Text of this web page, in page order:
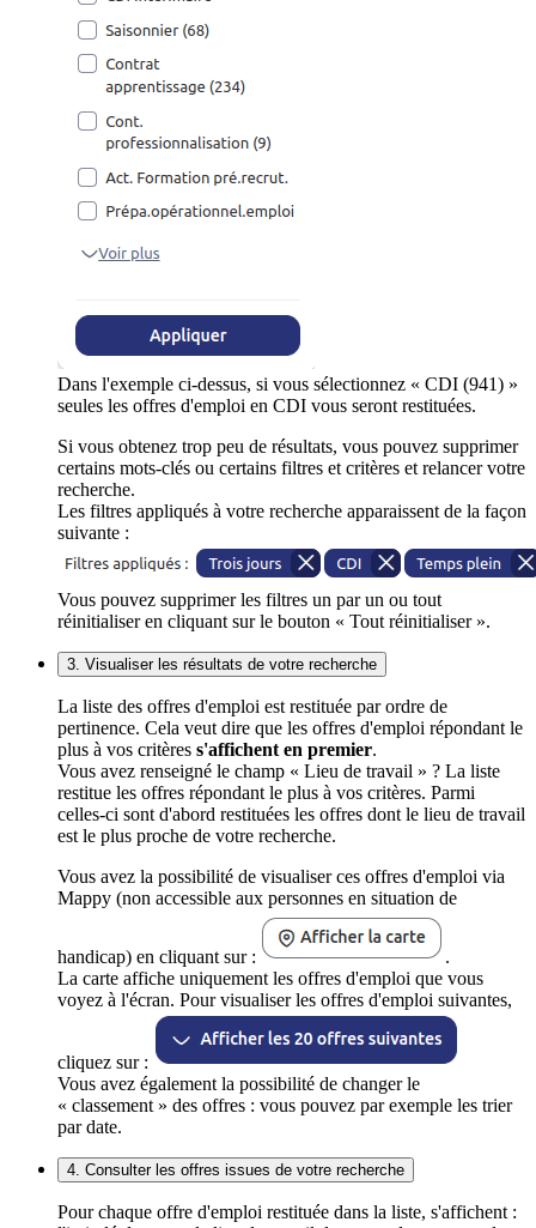
Dans l'exemple ci-dessus, si vous sélectionnez « CDI (941) »
seules les offres d'emploi en CDI vous seront restituées.
Si vous obtenez trop peu de résultats, vous pouvez supprimer
certains mots-clés ou certains filtres et critères et relancer votre
recherche.
Les filtres appliqués à votre recherche apparaissent de la façon
suivante :
Vous pouvez supprimer les filtres un par un ou tout
réinitialiser en cliquant sur le bouton « Tout réinitialiser ».
3. Visualiser les résultats de votre recherche
La liste des offres d'emploi est restituée par ordre de
pertinence. Cela veut dire que les offres d'emploi répondant le
plus à vos critères s'affichent en premier.
Vous avez renseigné le champ « Lieu de travail » ? La liste
restitue les offres répondant le plus à vos critères. Parmi
celles-ci sont d'abord restituées les offres dont le lieu de travail
est le plus proche de votre recherche.
Vous avez la possibilité de visualiser ces offres d'emploi via
Mappy (non accessible aux personnes en situation de
handicap) en cliquant sur :
.
La carte affiche uniquement les offres d'emploi que vous
voyez à l'écran. Pour visualiser les offres d'emploi suivantes,
cliquez sur :
Vous avez également la possibilité de changer le
« classement » des offres : vous pouvez par exemple les trier
par date.
4. Consulter les offres issues de votre recherche
Pour chaque offre d'emploi restituée dans la liste, s'affichent :